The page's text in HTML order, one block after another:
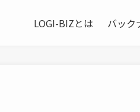
LOGI-BIZとは バック